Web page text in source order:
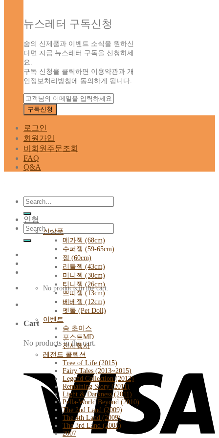
뉴스레터 구독신청
숨의 신제품과 이벤트 소식을 원하신
다면 지금 뉴스레터 구독을 신청하세
요.
구독 신청을 클릭하면 이용약관과 개
인정보처리방침에 동의하게 됩니다.
로그인
회원가입
비회원주문조회
FAQ
Q&A
Search
for:
Search
for:
No products in the cart.
Cart
No products in the cart.
인형
신상품
메가젬 (68cm)
수퍼젬 (59-65cm)
젬 (60cm)
리틀젬 (43cm)
미니젬 (30cm)
티니젬 (26cm)
쁘띠젬 (13cm)
베베젬 (12cm)
펫돌 (Pet Doll)
이벤트
숨 초이스
포스트MD
전시행사
레전드 콜렉션
Tree of Life (2015)
Fairy Tales (2013~2015)
Legend Collection (2012)
Remaining Story (2011)
Light & Darkness (2011)
Pella-World Beyond (2010)
The 2nd Land (2009)
The 4th Land (2009)
The 3rd Land (2008)
2007